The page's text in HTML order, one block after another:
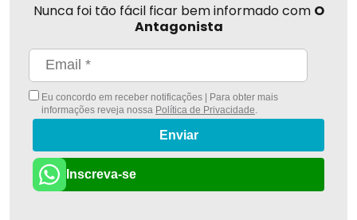
Nunca foi tão fácil ficar bem informado com O
Antagonista
Eu concordo em receber notificações | Para obter mais
informações reveja nossa Política de Privacidade
Enviar
Inscreva-se